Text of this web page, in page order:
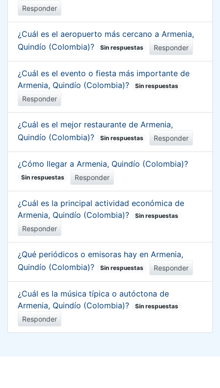
Responder
¿Cuál es el aeropuerto más cercano a Armenia,
Quindío (Colombia)?
Sin respuestas Responder
¿Cuál es el evento o fiesta más importante de
Armenia, Quindío (Colombia)?
Sin respuestas
Responder
¿Cuál es el mejor restaurante de Armenia,
Quindío (Colombia)?
Sin respuestas Responder
¿Cómo llegar a Armenia, Quindío (Colombia)?
Sin respuestas Responder
¿Cuál es la principal actividad económica de
Armenia, Quindío (Colombia)?
Sin respuestas
Responder
¿Qué periódicos o emisoras hay en Armenia,
Quindío (Colombia)?
Sin respuestas Responder
¿Cuál es la música típica o autóctona de
Armenia, Quindío (Colombia)?
Sin respuestas
Responder